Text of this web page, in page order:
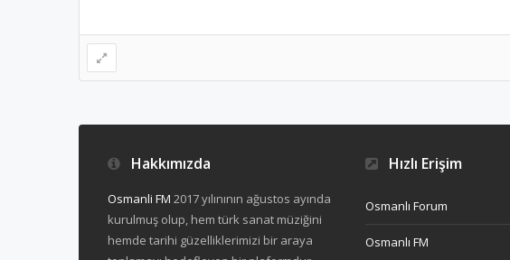
Hakkımızda
Osmanli FM 2017 yılınının ağustos ayında
kurulmuş olup, hem türk sanat müziğini
hemde tarihi güzelliklerimizi bir araya
Hızlı Erişim
Osmanlı Forum
Osmanlı FM